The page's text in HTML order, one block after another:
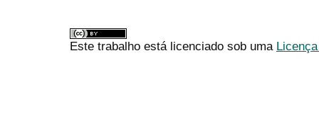
Este trabalho está licenciado sob uma